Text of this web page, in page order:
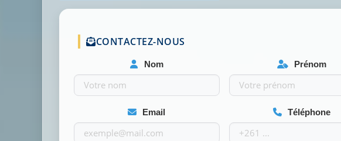
CONTACTEZ-NOUS
Nom Prénom
Email Téléphone